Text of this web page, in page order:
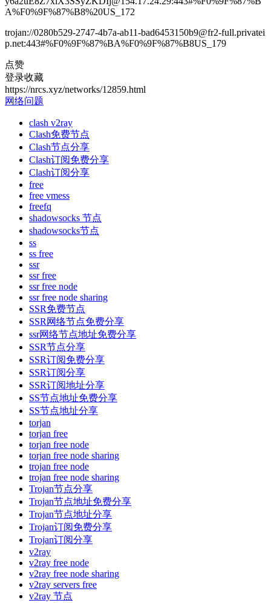
A%F0%9F%87%B8%20US_172
trojan://0280b529-2747-4b7a-ab11-bad6453150b9@fr2-full.privatei
p.net:443#%F0%9F%87%BA%F0%9F%87%B8US_179
点赞
登录收藏
https://nrcs.xyz/networks/12859.html
网络问题
clash v2ray
Clash免费节点
Clash节点分享
Clash订阅免费分享
Clash订阅分享
free
free vmess
freefq
shadowsocks 节点
shadowsocks节点
ss
ss free
ssr
ssr free
ssr free node
ssr free node sharing
SSR免费节点
SSR网络节点免费分享
ssr网络节点地址免费分享
SSR节点分享
SSR订阅免费分享
SSR订阅分享
SSR订阅地址分享
SS节点地址免费分享
SS节点地址分享
torjan
torjan free
torjan free node
torjan free node sharing
trojan free node
trojan free node sharing
Trojan节点分享
Trojan节点地址免费分享
Trojan节点地址分享
Trojan订阅免费分享
Trojan订阅分享
v2ray
v2ray free node
v2ray free node sharing
v2ray servers free
v2ray 节点